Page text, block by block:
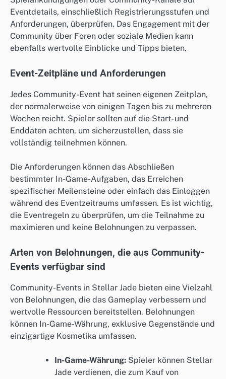
Eventdetails, einschließlich Registrierungsstufen und
Anforderungen, überprüfen. Das Engagement mit der
Community über Foren oder soziale Medien kann
ebenfalls wertvolle Einblicke und Tipps bieten.
Event-Zeitpläne und Anforderungen
Jedes Community-Event hat seinen eigenen Zeitplan,
der normalerweise von einigen Tagen bis zu mehreren
Wochen reicht. Spieler sollten auf die Start- und
Enddaten achten, um sicherzustellen, dass sie
vollständig teilnehmen können.
Die Anforderungen können das Abschließen
bestimmter In-Game-Aufgaben, das Erreichen
spezifischer Meilensteine oder einfach das Einloggen
während des Eventzeitraums umfassen. Es ist wichtig,
die Eventregeln zu überprüfen, um die Teilnahme zu
maximieren und keine Belohnungen zu verpassen.
Arten von Belohnungen, die aus Community-
Events verfügbar sind
Community-Events in Stellar Jade bieten eine Vielzahl
von Belohnungen, die das Gameplay verbessern und
wertvolle Ressourcen bereitstellen. Belohnungen
können In-Game-Währung, exklusive Gegenstände und
einzigartige Kosmetika umfassen.
In-Game-Währung: Spieler können Stellar
Jade verdienen, die zum Kauf von